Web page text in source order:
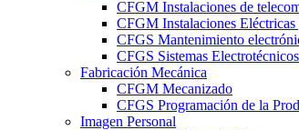
CFGM Instalaciones de
CFGM Instalaciones
CFGS Mantenimiento
CFGS Sistemas
Fabricación Mecánica
CFGM Mecanizado
CFGS Programación de la
Imagen Personal